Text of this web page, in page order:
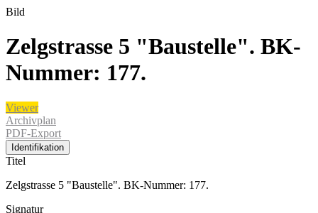
Bild
Zelgstrasse 5 "Baustelle". BK-
Nummer: 177.
Viewer
Archivplan
PDF-Export
Identifikation
Titel
Zelgstrasse 5 "Baustelle". BK-Nummer: 177.
Signatur